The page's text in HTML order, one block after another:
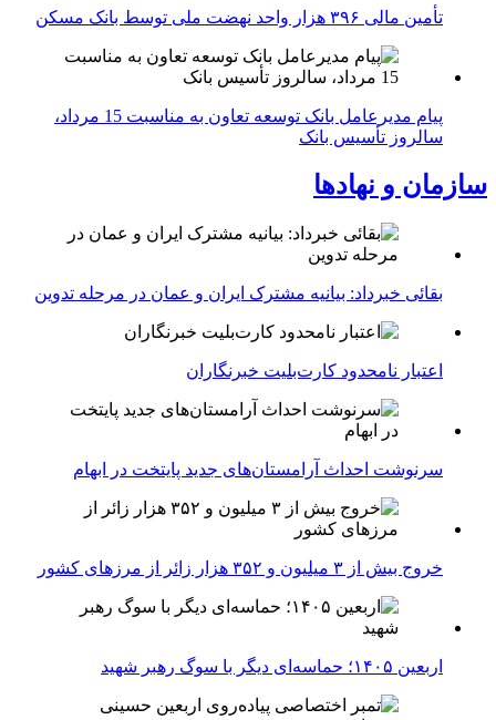
تأمین مالی ۳۹۶ هزار واحد نهضت ملی توسط بانک مسکن
پیام مدیرعامل بانک توسعه تعاون به مناسبت 15 مرداد،
سالروز تأسیس بانک
سازمان و نهادها
بقائی خبرداد: بیانیه مشترک ایران و عمان در مرحله تدوین
اعتبار نامحدود کارت‌بلیت خبرنگاران
سرنوشت احداث آرامستان‌های جدید پایتخت در ابهام
خروج بیش از ۳ میلیون و ۳۵۲ هزار زائر از مرزهای کشور
اربعین ۱۴۰۵؛ حماسه‌ای دیگر با سوگ رهبر شهید